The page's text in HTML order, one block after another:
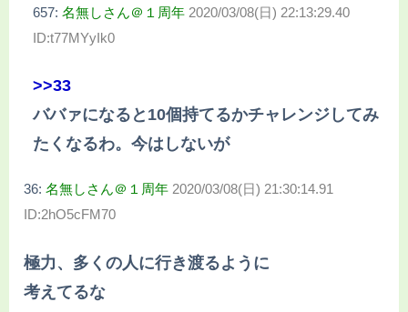
657: 名無しさん＠１周年 2020/03/08(日) 22:13:29.40
ID:t77MYyIk0
>>33
ババァになると10個持てるかチャレンジしてみ
たくなるわ。今はしないが
36: 名無しさん＠１周年 2020/03/08(日) 21:30:14.91
ID:2hO5cFM70
極力、多くの人に行き渡るように
考えてるな